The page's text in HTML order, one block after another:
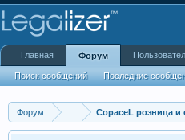
Форум CopaceL розница и
Главная Форум
Поиск сообщений Последние